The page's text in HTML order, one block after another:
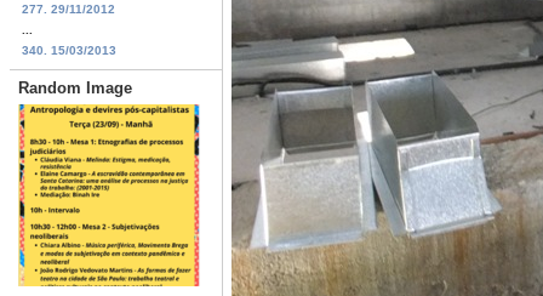
277. 29/11/2012
340. 15/03/2013
Random Image